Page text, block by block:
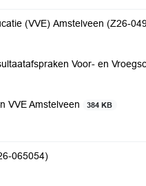
(VVE) Amstelveen (Z26-
Voor- en
VVE Amstelveen 384 KB
065054)